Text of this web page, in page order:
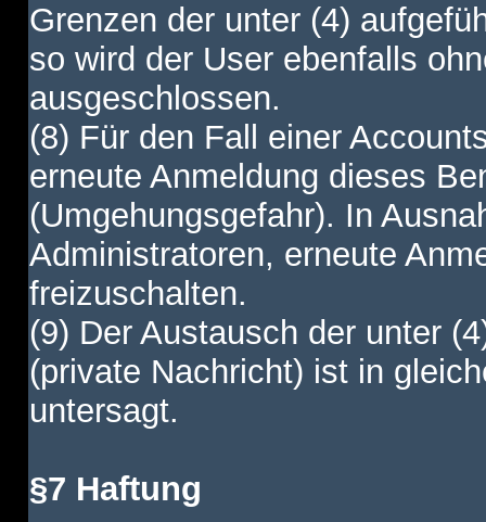
Grenzen der unter (4)
so wird der User ebenfalls
ausgeschlossen.
(8) Für den Fall einer
erneute Anmeldung dieses
(Umgehungsgefahr). In
Administratoren, erneute
freizuschalten.
(9) Der Austausch der unter
(private Nachricht) ist in
untersagt.
§7 Haftung